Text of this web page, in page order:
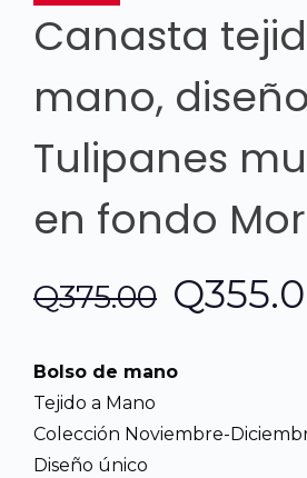
Canasta
mano, diseño
Tulipanes
en fondo
Q375.00 El
Q
Bolso de mano
Tejido a Mano
Colección Noviembre-
Diseño único